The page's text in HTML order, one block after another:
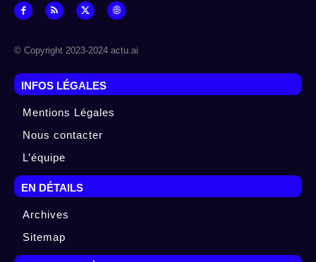
© Copyright 2023-2024 actu.ai
INFOS LÉGALES
Mentions Légales
Nous contacter
L’équipe
EN DÉTAILS
Archives
Sitemap